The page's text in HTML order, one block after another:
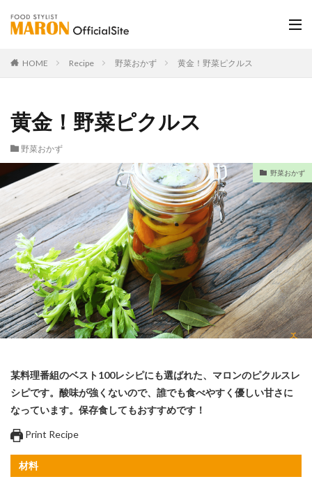
HOME Recipe 野菜おかず 黄金！野菜ピクルス
黄金！野菜ピクルス
野菜おかず
野菜おかず
某料理番組のベスト100レシピにも選ばれた、マロンのピクルスレ
シピです。酸味が強くないので、誰でも食べやすく優しい甘さに
なっています。保存食してもおすすめです！
Print Recipe
材料